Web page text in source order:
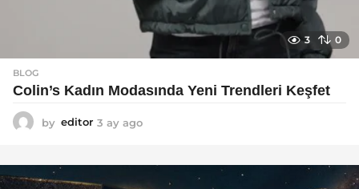
3 0
BLOG
Colin’s Kadın Modasında Yeni Trendleri Keşfet
by editor 3 ay ago
a